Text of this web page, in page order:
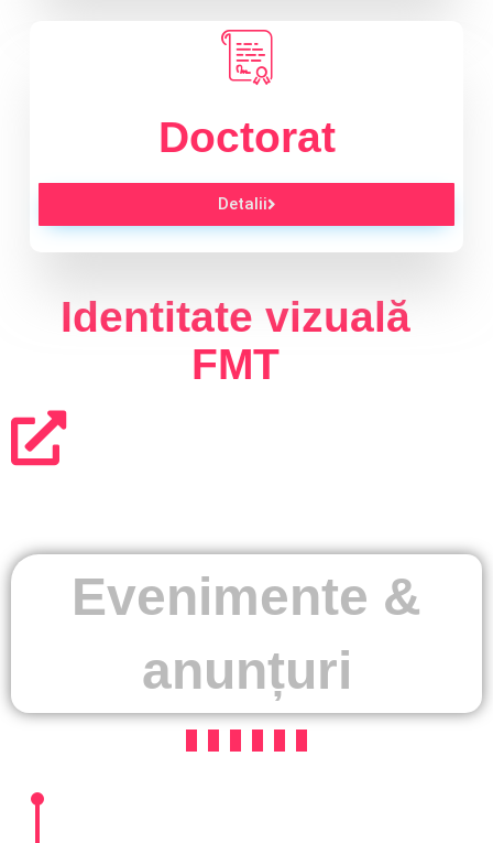
Doctorat
Detalii
Identitate vizuală
FMT
Evenimente &
anunțuri